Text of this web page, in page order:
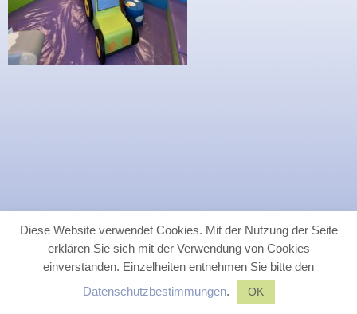
Diese Website verwendet Cookies. Mit der Nutzung der Seite
erklären Sie sich mit der Verwendung von Cookies
einverstanden. Einzelheiten entnehmen Sie bitte den
Datenschutzbestimmungen. OK